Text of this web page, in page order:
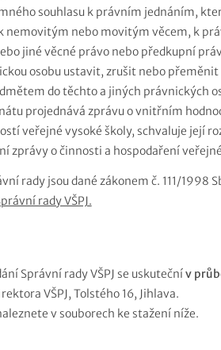
souhlasu k právním jednáním,
nemovitým nebo movitým věcem, k
jiné věcné právo nebo předkupní
osobu ustavit, zrušit nebo
do těchto a jiných právnických
projednává zprávu o vnitřním
veřejné vysoké školy, schvaluje její
zprávy o činnosti a hospodaření
rady jsou dané zákonem č. 111/1998
rady VŠPJ.
Správní rady VŠPJ se uskutečnív
VŠPJ, Tolstého 16, Jihlava.
v souborech ke stažení níže.